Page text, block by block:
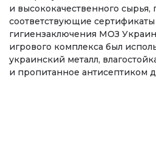
и высококачественного сырья,
соответствующие сертификаты
гигиензаключения МОЗ
игрового комплекса был
украинский металл,
и пропитанное антисептиком